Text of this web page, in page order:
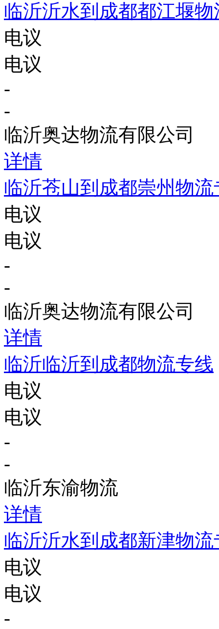
临沂沂水到成都都江堰物
电议
电议
-
-
临沂奥达物流有限公司
详情
临沂苍山到成都崇州物流
电议
电议
-
-
临沂奥达物流有限公司
详情
临沂临沂到成都物流专线
电议
电议
-
-
临沂东渝物流
详情
临沂沂水到成都新津物流
电议
电议
-